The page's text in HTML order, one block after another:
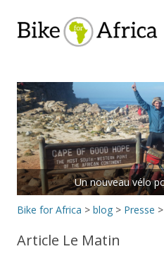
Bike for Africa
Un nouveau vélo
Bike for Africa > blog > Presse >
Article Le Matin